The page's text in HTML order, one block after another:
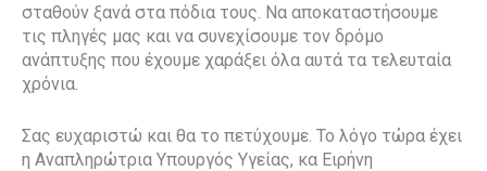
σταθούν ξανά στα πόδια τους. Να αποκαταστήσουμε
τις πληγές μας και να συνεχίσουμε τον δρόμο
ανάπτυξης που έχουμε χαράξει όλα αυτά τα τελευταία
χρόνια.
Σας ευχαριστώ και θα το πετύχουμε. Το λόγο τώρα έχει
η Αναπληρώτρια Υπουργός Υγείας, κα Ειρήνη